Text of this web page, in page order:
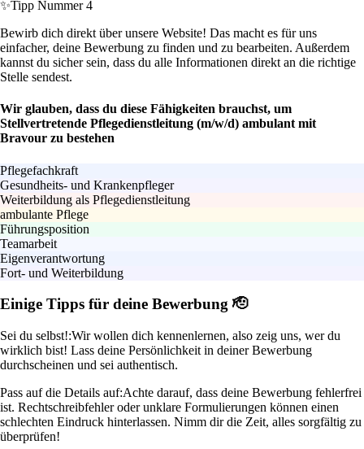
✨Tipp Nummer 4
Bewirb dich direkt über unsere Website! Das macht es für uns
einfacher, deine Bewerbung zu finden und zu bearbeiten. Außerdem
kannst du sicher sein, dass du alle Informationen direkt an die richtige
Stelle sendest.
Wir glauben, dass du diese Fähigkeiten brauchst, um
Stellvertretende Pflegedienstleitung (m/w/d) ambulant mit
Bravour zu bestehen
Pflegefachkraft
Gesundheits- und Krankenpfleger
Weiterbildung als Pflegedienstleitung
ambulante Pflege
Führungsposition
Teamarbeit
Eigenverantwortung
Fort- und Weiterbildung
Einige Tipps für deine Bewerbung 🫡
Sei du selbst!:Wir wollen dich kennenlernen, also zeig uns, wer du
wirklich bist! Lass deine Persönlichkeit in deiner Bewerbung
durchscheinen und sei authentisch.
Pass auf die Details auf:Achte darauf, dass deine Bewerbung fehlerfrei
ist. Rechtschreibfehler oder unklare Formulierungen können einen
schlechten Eindruck hinterlassen. Nimm dir die Zeit, alles sorgfältig zu
überprüfen!